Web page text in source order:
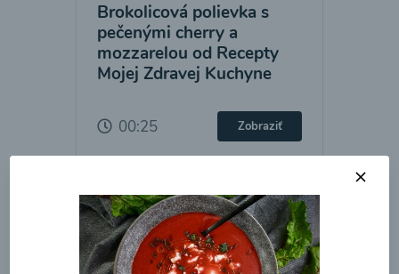
Brokolicová polievka s
pečenými cherry a
mozzarelou od Recepty
Mojej Zdravej Kuchyne
00:25 Zobraziť